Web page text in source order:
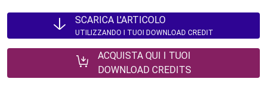
SCARICA L'ARTICOLO
UTILIZZANDO I TUOI DOWNLOAD CREDIT
ACQUISTA QUI I TUOI
DOWNLOAD CREDITS